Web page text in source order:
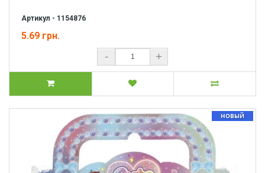
Артикул - 1154876
5.69 грн.
- +
НОВЫЙ